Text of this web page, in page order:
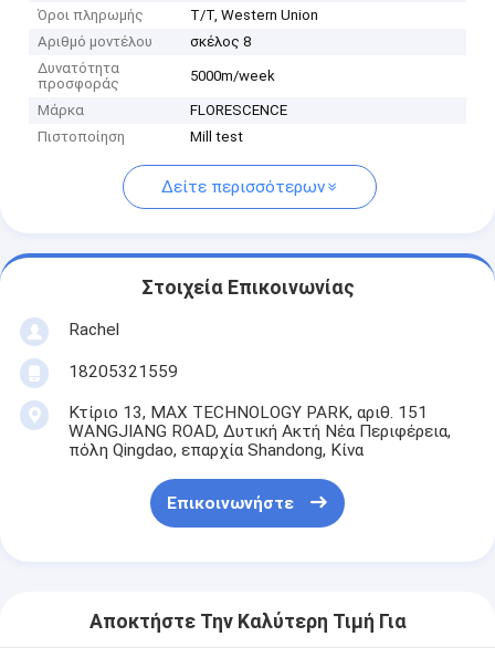
Όροι πληρωμής
T/T, Western Union
Αριθμό μοντέλου
σκέλος 8
Δυνατότητα
προσφοράς
5000m/week
Μάρκα
FLORESCENCE
Πιστοποίηση
Mill test
Δείτε περισσότερων
Στοιχεία Επικοινωνίας
Rachel
18205321559
Κτίριο 13, MAX TECHNOLOGY PARK, αριθ. 151
WANGJIANG ROAD, Δυτική Ακτή Νέα Περιφέρεια,
πόλη Qingdao, επαρχία Shandong, Κίνα
Επικοινωνήστε
Αποκτήστε Την Καλύτερη Τιμή Για